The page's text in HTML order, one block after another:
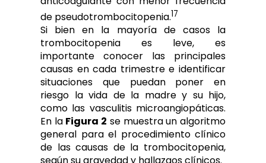
de pseudotrombocitopenia.17
Si bien en la mayoría de casos la
trombocitopenia es leve, es
importante conocer las principales
causas en cada trimestre e identificar
situaciones que puedan poner en
riesgo la vida de la madre y su hijo,
como las vasculitis microangiopáticas.
En la Figura 2 se muestra un algoritmo
general para el procedimiento clínico
de las causas de la trombocitopenia,